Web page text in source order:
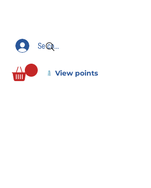
Se connecter
View points